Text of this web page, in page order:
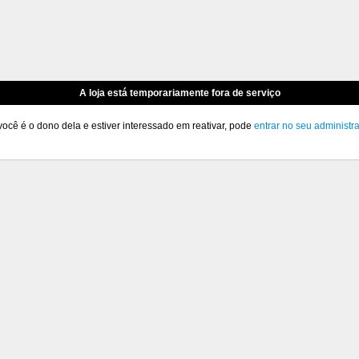
A loja está temporariamente fora de serviço
é o dono dela e estiver interessado em reativar, pode entrar no seu